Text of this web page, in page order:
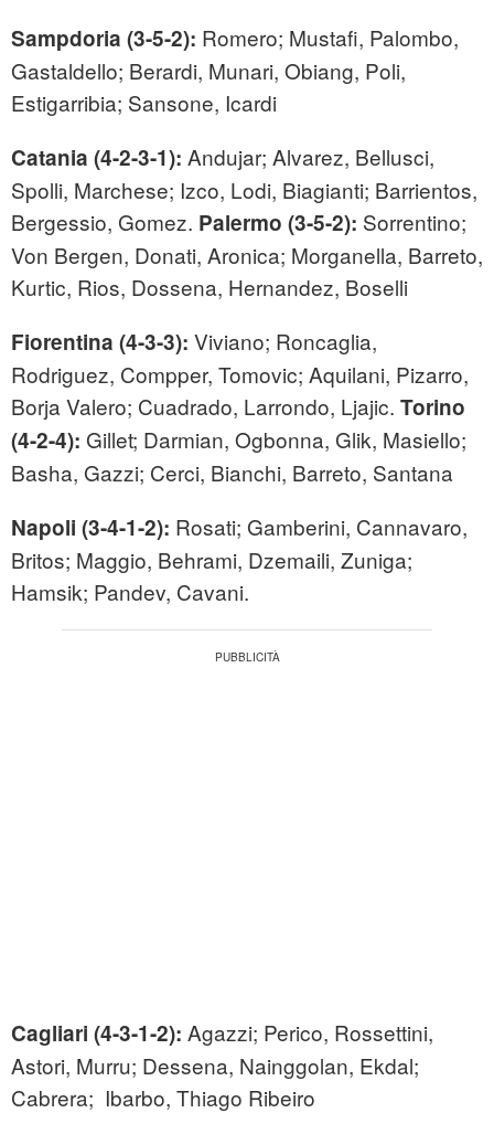
Sampdoria (3-5-2): Romero; Mustafi, Palombo,
Gastaldello; Berardi, Munari, Obiang, Poli,
Estigarribia; Sansone, Icardi
Catania (4-2-3-1): Andujar; Alvarez, Bellusci,
Spolli, Marchese; Izco, Lodi, Biagianti; Barrientos,
Bergessio, Gomez. Palermo (3-5-2): Sorrentino;
Von Bergen, Donati, Aronica; Morganella, Barreto,
Kurtic, Rios, Dossena, Hernandez, Boselli
Fiorentina (4-3-3): Viviano; Roncaglia,
Rodriguez, Compper, Tomovic; Aquilani, Pizarro,
Borja Valero; Cuadrado, Larrondo, Ljajic. Torino
(4-2-4): Gillet; Darmian, Ogbonna, Glik, Masiello;
Basha, Gazzi; Cerci, Bianchi, Barreto, Santana
Napoli (3-4-1-2): Rosati; Gamberini, Cannavaro,
Britos; Maggio, Behrami, Dzemaili, Zuniga;
Hamsik; Pandev, Cavani.
Cagliari (4-3-1-2): Agazzi; Perico, Rossettini,
Astori, Murru; Dessena, Nainggolan, Ekdal;
Cabrera; Ibarbo, Thiago Ribeiro